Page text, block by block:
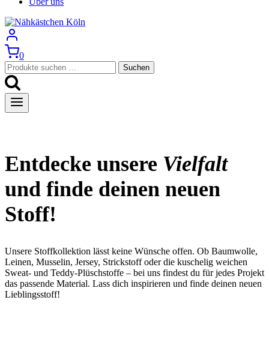
0
Suchen
nach:
Suchen
Entdecke unsere Vielfalt
und finde deinen neuen
Stoff!
Unsere Stoffkollektion lässt keine Wünsche offen. Ob Baumwolle,
Leinen, Musselin, Jersey, Strickstoff oder die kuschelig weichen
Sweat- und Teddy-Plüschstoffe – bei uns findest du für jedes Projekt
das passende Material. Lass dich inspirieren und finde deinen neuen
Lieblingsstoff!